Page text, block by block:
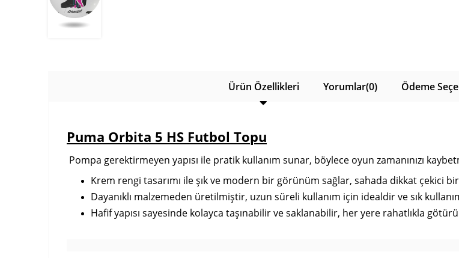
Ürün Özellikleri Yorumlar(0) Ödeme
Puma Orbita 5 HS Futbol Topu
Pompa gerektirmeyen yapısı ile pratik kullanım sunar, böylece oyun zamanınızı
Krem rengi tasarımı ile şık ve modern bir görünüm sağlar, sahada dikkat çekici
Dayanıklı malzemeden üretilmiştir, uzun süreli kullanım için idealdir ve sık
Hafif yapısı sayesinde kolayca taşınabilir ve saklanabilir, her yere rahatlıkla